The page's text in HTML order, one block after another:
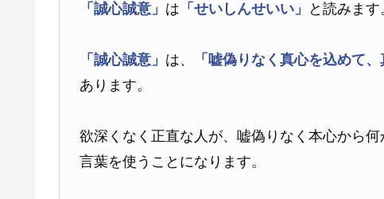
「誠心誠意」 は 「せいしんせいい」 と読みます
「誠心誠意」 は、 「嘘偽りなく真心を込めて
あります。
欲深くなく正直な人が、嘘偽りなく本心から何
言葉を使うことになります。